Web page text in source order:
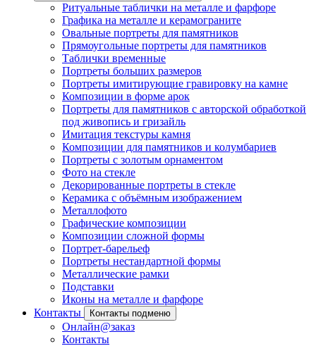
Ритуальные таблички на металле и фарфоре
Графика на металле и керамограните
Овальные портреты для памятников
Прямоугольные портреты для памятников
Таблички временные
Портреты больших размеров
Портреты имитирующие гравировку на камне
Композиции в форме арок
Портреты для памятников с авторской обработкой
под живопись и гризайль
Имитация текстуры камня
Композиции для памятников и колумбариев
Портреты с золотым орнаментом
Фото на стекле
Декорированные портреты в стекле
Керамика с объёмным изображением
Металлофото
Графические композиции
Композиции сложной формы
Портрет-барельеф
Портреты нестандартной формы
Металлические рамки
Подставки
Иконы на металле и фарфоре
Контакты
Контакты подменю
Онлайн@заказ
Контакты